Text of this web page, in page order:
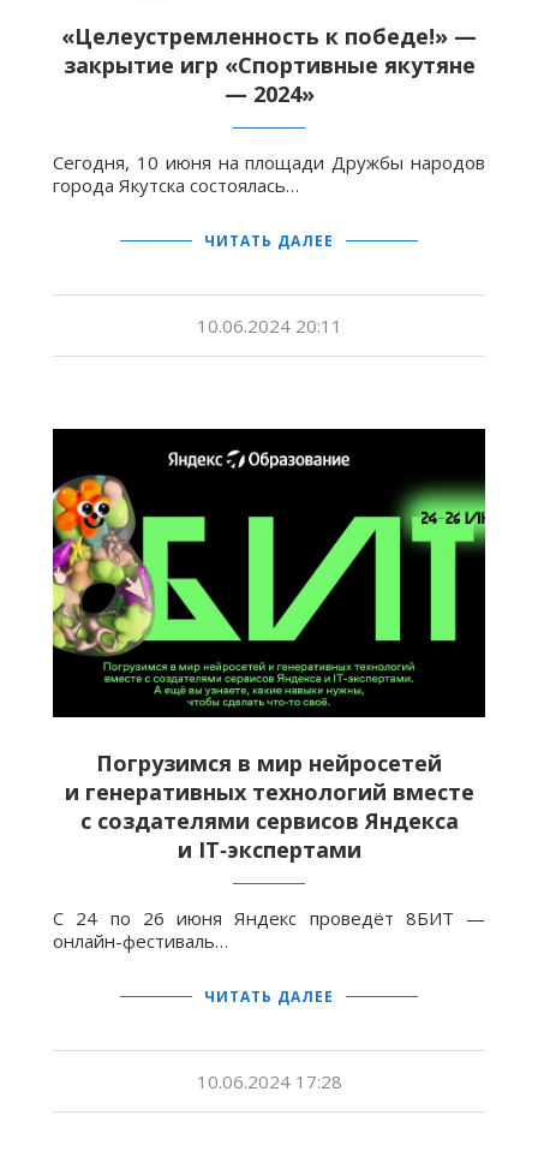
«Целеустремленность к победе!» —
закрытие игр «Спортивные якутяне
— 2024»
Сегодня, 10 июня на площади Дружбы народов
города Якутска состоялась…
ЧИТАТЬ ДАЛЕЕ
10.06.2024 20:11
Погрузимся в мир нейросетей
и генеративных технологий вместе
с создателями сервисов Яндекса
и IT‑экспертами
С 24 по 26 июня Яндекс проведёт 8БИТ —
онлайн-фестиваль…
ЧИТАТЬ ДАЛЕЕ
10.06.2024 17:28